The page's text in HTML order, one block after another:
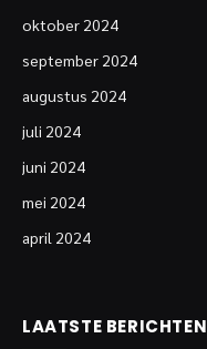
oktober 2024
september 2024
augustus 2024
juli 2024
juni 2024
mei 2024
april 2024
LAATSTE BERICHTEN